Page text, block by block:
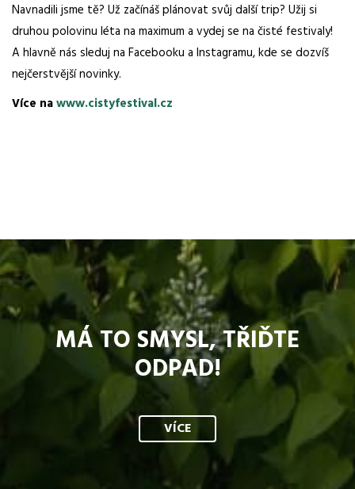
Navnadili jsme tě? Už začínáš plánovat svůj další trip? Užij si
druhou polovinu léta na maximum a vydej se na čisté festivaly!
A hlavně nás sleduj na Facebooku a Instagramu, kde se dozvíš
nejčerstvější novinky.
Více nawww.cistyfestival.cz
MÁ TO SMYSL, TŘIĎTE
ODPAD!
VÍCE